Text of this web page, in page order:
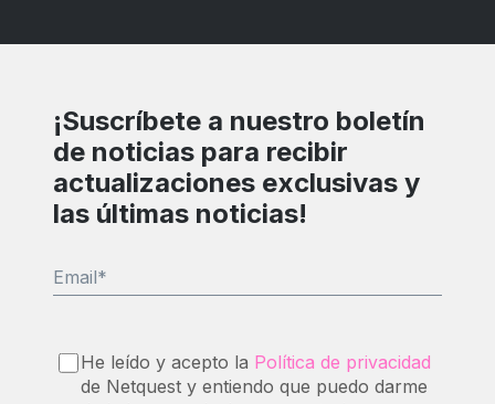
¡Suscríbete a nuestro boletín
de noticias para recibir
actualizaciones exclusivas y
las últimas noticias!
Email*
He leído y acepto la Política de privacidad
de Netquest y entiendo que puedo darme